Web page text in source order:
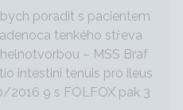
poradit s pacientem
tenkého střeva
– MSS Braf
intestini tenuis pro ileus
2016 9 s FOLFOX pak 3